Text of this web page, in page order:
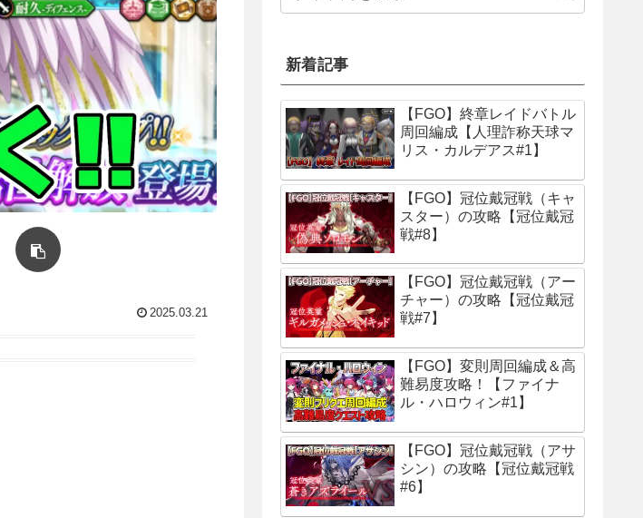
2025.03.21
新着記事
【FGO】終章レイドバトル
周回編成【人理詐称天球マ
リス・カルデアス#1】
【FGO】冠位戴冠戦（キャ
スター）の攻略【冠位戴冠
戦#8】
【FGO】冠位戴冠戦（アー
チャー）の攻略【冠位戴冠
戦#7】
【FGO】変則周回編成＆高
難易度攻略！【ファイナ
ル・ハロウィン#1】
【FGO】冠位戴冠戦（アサ
シン）の攻略【冠位戴冠戦
#6】